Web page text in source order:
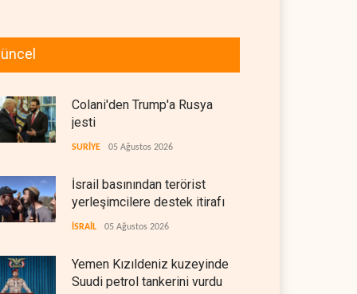
Colani'den Trump'a Rusya
jesti
SURİYE 05 Ağustos 2026
İsrail basınından terörist
yerleşimcilere destek itirafı
İSRAİL 05 Ağustos 2026
Yemen Kızıldeniz kuzeyinde
Suudi petrol tankerini vurdu